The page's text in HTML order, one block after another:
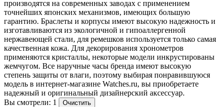
производятся на современных заводах с применением
точнейших японских механизмов, имеющих большую
гарантию. Браслеты и корпусы имеют высокую надежность и
изготавливаются из экологичной и гипоаллергенной
нержавеющей стали, для ремешков используется только самая
качественная кожа. Для декорирования хронометров
применяются кристаллы, некоторые модели инкрустированы
жемчугом. Все наручные часы бренда имеют высокую
степень защиты от влаги, поэтому выбирая понравившуюся
модель в интернет-магазине Watches.ru, вы приобретаете
надежный и оригинальный дизайнерский аксессуар.
Вы смотрели: 1
Очистить